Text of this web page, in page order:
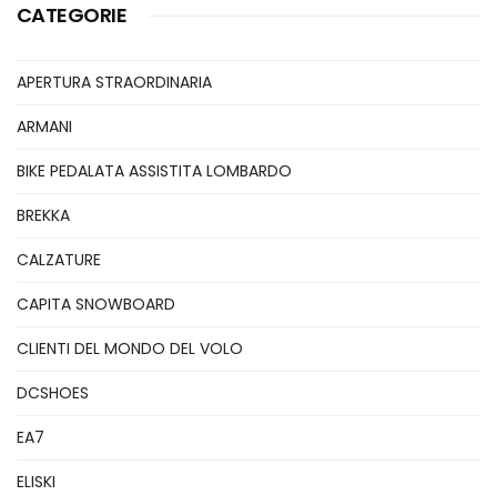
CATEGORIE
APERTURA STRAORDINARIA
ARMANI
BIKE PEDALATA ASSISTITA LOMBARDO
BREKKA
CALZATURE
CAPITA SNOWBOARD
CLIENTI DEL MONDO DEL VOLO
DCSHOES
EA7
ELISKI